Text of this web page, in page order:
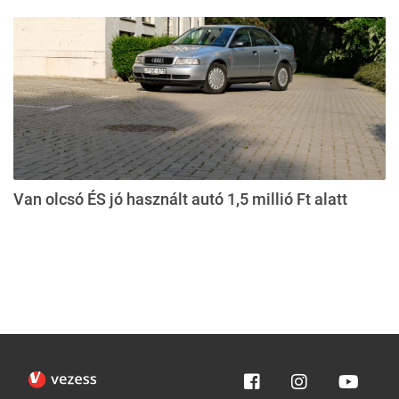
Van olcsó ÉS jó használt autó 1,5 millió Ft alatt